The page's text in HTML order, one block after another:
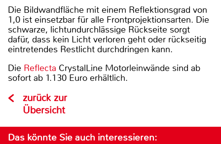
Die Bildwandfläche mit einem Reflektionsgrad von
1,0 ist einsetzbar für alle Frontprojektionsarten. Die
schwarze, lichtundurchlässige Rückseite sorgt
dafür, dass kein Licht verloren geht oder rückseitig
eintretendes Restlicht durchdringen kann.
Die Reflecta CrystalLine Motorleinwände sind ab
sofort ab 1.130 Euro erhältlich.
zurück zur
Übersicht
Das könnte Sie auch interessieren: